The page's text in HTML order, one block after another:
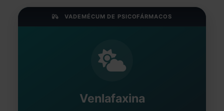
VADEMÉCUM DE PSICOFÁRMACOS
Venlafaxina